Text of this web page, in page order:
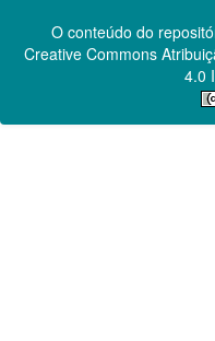
O conteúdo do
Creative Commons
4.0